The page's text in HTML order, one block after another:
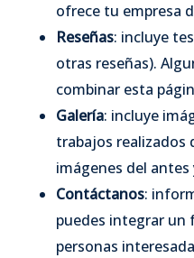
ofrece tu empresa
Reseñas: incluye
otras reseñas).
combinar esta
Galería: incluye
trabajos realizados
imágenes del
Contáctanos:
puedes integrar un
personas